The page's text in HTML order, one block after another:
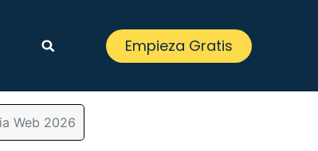
Empieza Gratis
Web 2026